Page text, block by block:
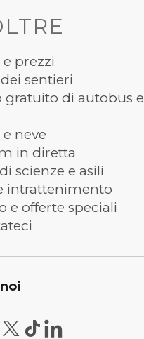
e prezzi
sentieri
gratuito di autobus e
neve
in diretta
scienze e asili
intrattenimento
e offerte speciali